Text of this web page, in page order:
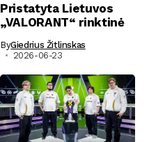
Pristatyta Lietuvos
„VALORANT“ rinktinė
ByGiedrius Žitlinskas
2026-06-23